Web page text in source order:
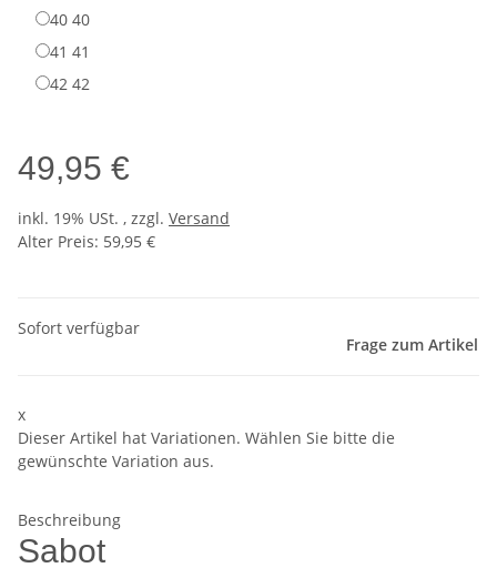
40 40
41 41
42 42
49,95 €
inkl. 19% USt. , zzgl. Versand
Alter Preis: 59,95 €
Sofort verfügbar
Frage zum Artikel
x
Dieser Artikel hat Variationen. Wählen Sie bitte die
gewünschte Variation aus.
Beschreibung
Sabot